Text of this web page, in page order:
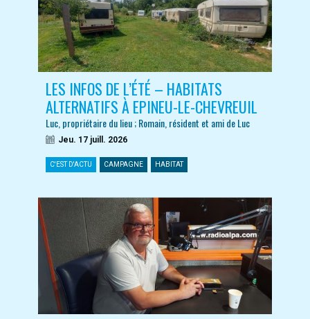
LES INFOS DE L’ÉTÉ – HABITATS
ALTERNATIFS À EPINEU-LE-CHEVREUIL
Luc, propriétaire du lieu ; Romain, résident et ami de Luc
Jeu. 17 juill. 2026
C'EST D'ACTU CAMPAGNE HABITAT